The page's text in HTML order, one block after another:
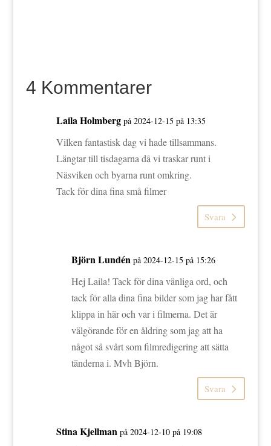
4 Kommentarer
Laila Holmberg på 2024-12-15 på 13:35
Vilken fantastisk dag vi hade tillsammans.
Längtar till tisdagarna då vi traskar runt i
Näsviken och byarna runt omkring.
Tack för dina fina små filmer
Svara
Björn Lundén på 2024-12-15 på 15:26
Hej Laila! Tack för dina vänliga ord, och
tack för alla dina fina bilder som jag har fått
klippa in här och var i filmerna. Det är
välgörande för en åldring som jag att ha
något så svårt som filmredigering att sätta
tänderna i. Mvh Björn.
Svara
Stina Kjellman på 2024-12-10 på 19:08